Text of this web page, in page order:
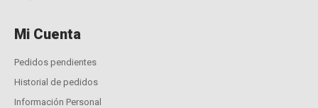
Mi Cuenta
Pedidos pendientes
Historial de pedidos
Información Personal